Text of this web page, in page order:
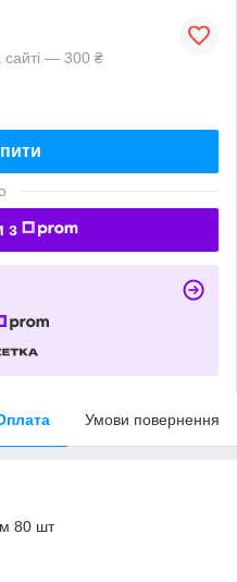
сайті — 300 ₴
з
Умови повернення
80 шт